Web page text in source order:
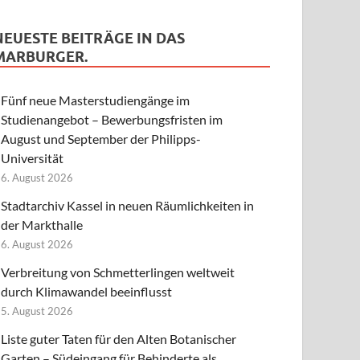
BEITRÄGE IN DAS
Fünf neue Masterstudiengänge im
Studienangebot – Bewerbungsfristen im
August und September der Philipps-
Universität
6. August 2026
Stadtarchiv Kassel in neuen Räumlichkeiten in
der Markthalle
6. August 2026
Verbreitung von Schmetterlingen weltweit
durch Klimawandel beeinflusst
5. August 2026
Liste guter Taten für den Alten Botanischer